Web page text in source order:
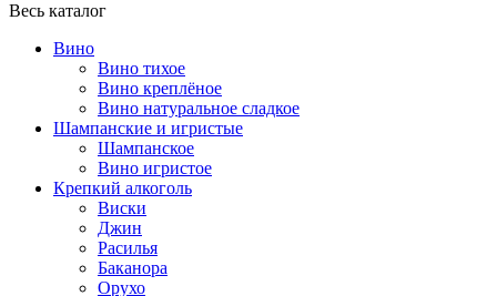
Весь каталог
Вино
Вино тихое
Вино креплёное
Вино натуральное сладкое
Шампанские и игристые
Шампанское
Вино игристое
Крепкий алкоголь
Виски
Джин
Расилья
Баканора
Орухо